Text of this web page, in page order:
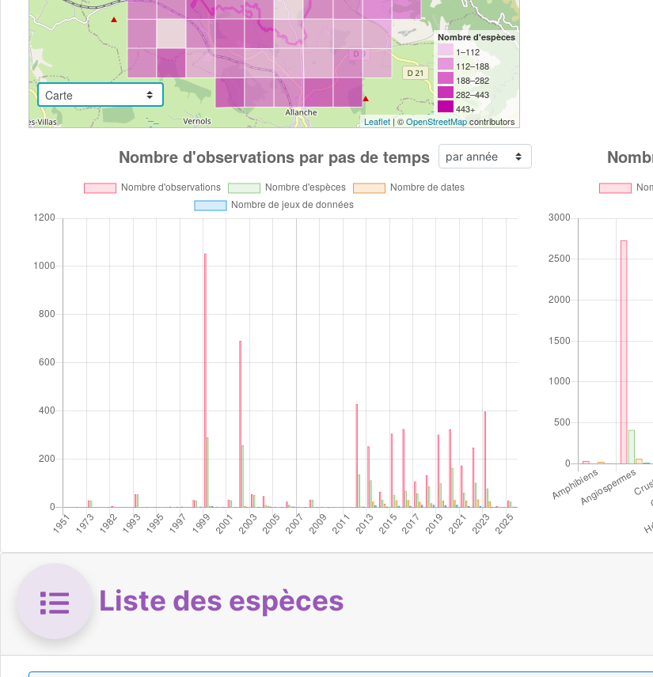
Nombre d'espèces
1–112
112–188
188–282
282–443
443+
Leaflet | ©OpenStreetMapcontributors
Liste des espèces